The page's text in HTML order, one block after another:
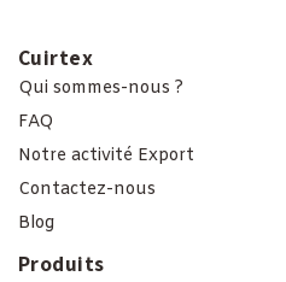
Cuirtex
Qui sommes-nous ?
FAQ
Notre activité Export
Contactez-nous
Blog
Produits